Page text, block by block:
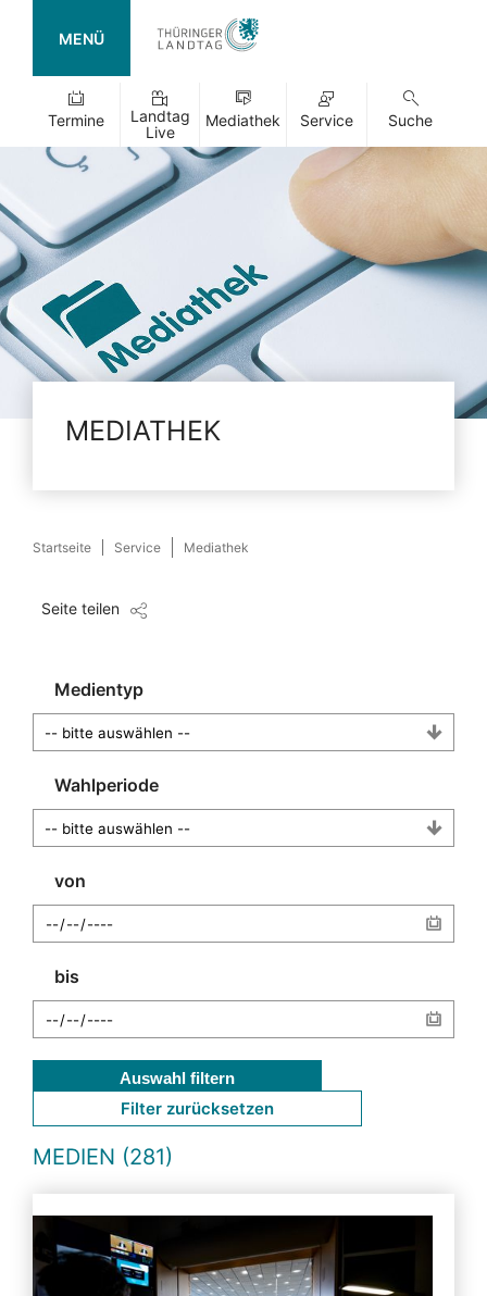
MENÜ
Termine
Landtag
Live
Mediathek Service Suche
MEDIATHEK
Startseite Service Mediathek
Seite teilen
Medientyp
Wahlperiode
von
bis
Auswahl filtern
Filter zurücksetzen
MEDIEN (281)